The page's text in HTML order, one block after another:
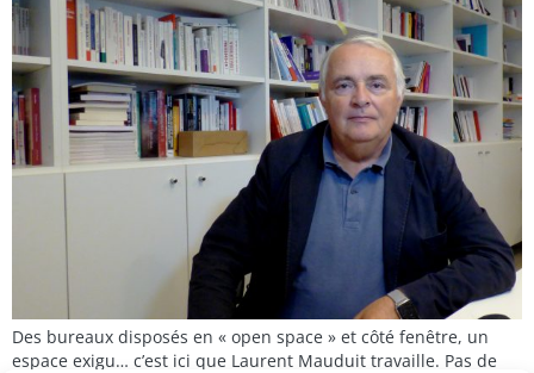
Des bureaux disposés en « open space » et côté fenêtre, un
espace exigu… c’est ici que Laurent Mauduit travaille. Pas de